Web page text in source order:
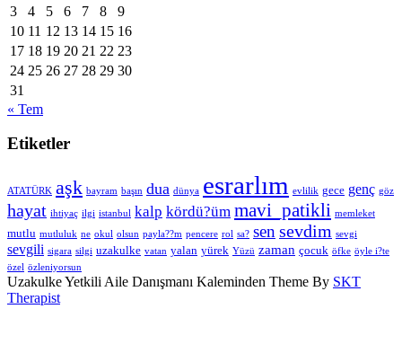
3
4 5 6 7 8
9
10 11 12 13 14 15 16
17 18 19 20 21 22 23
24 25 26 27 28 29 30
31
« Tem
Etiketler
ATATÜRK aşk bayram başın dua dünya esrarlım evlilik gece genç göz
hayat ihtiyaç ilgi istanbul kalp kördü?üm mavi_patikli memleket
mutlu mutluluk ne okul olsun payla??m pencere rol sa? sen sevdim sevgi
sevgili sigara silgi uzakulke vatan yalan yürek Yüzü zaman çocuk öfke öyle i?te
özel özleniyorsun
Uzakulke Yetkili Aile Danışmanı Kaleminden Theme By SKT
Therapist